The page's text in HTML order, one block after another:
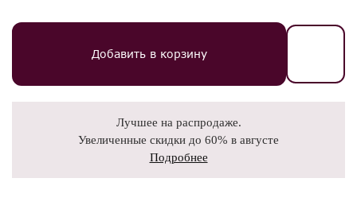
Добавить в корзину
Лучшее на распродаже.
Увеличенные скидки до 60% в августе
Подробнее